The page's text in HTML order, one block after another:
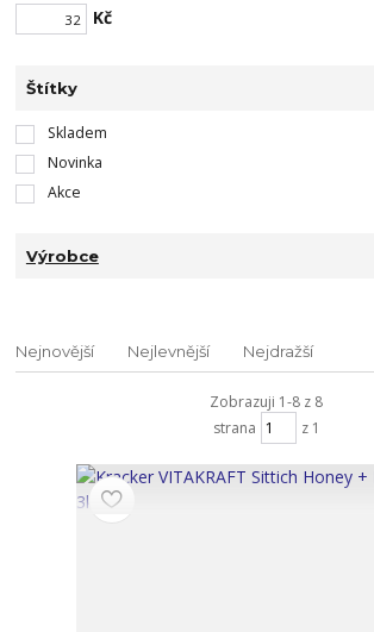
Kč
Štítky
Skladem
Novinka
Akce
Výrobce
Nejnovější Nejlevnější Nejdražší
Zobrazuji 1-8 z 8
strana
z 1